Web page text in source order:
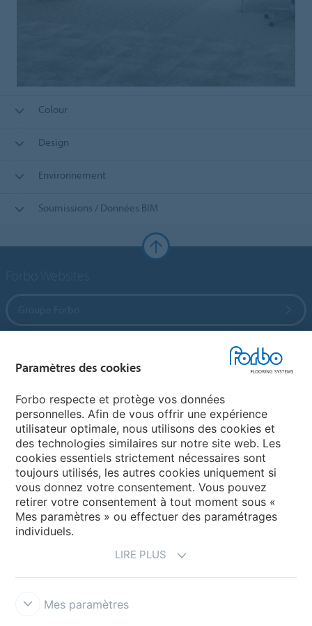
Colour
Design
Environnement
Soumissions / Données BIM
Selectionnez un pays
Sélectionnez votre pays
Paramètres des cookies
Forbo respecte et protège vos données
personnelles. Afin de vous offrir une expérience
utilisateur optimale, nous utilisons des cookies et
des technologies similaires sur notre site web. Les
cookies essentiels strictement nécessaires sont
toujours utilisés, les autres cookies uniquement si
vous donnez votre consentement. Vous pouvez
retirer votre consentement à tout moment sous «
Mes paramètres » ou effectuer des paramétrages
individuels.
LIRE PLUS
Mes paramètres